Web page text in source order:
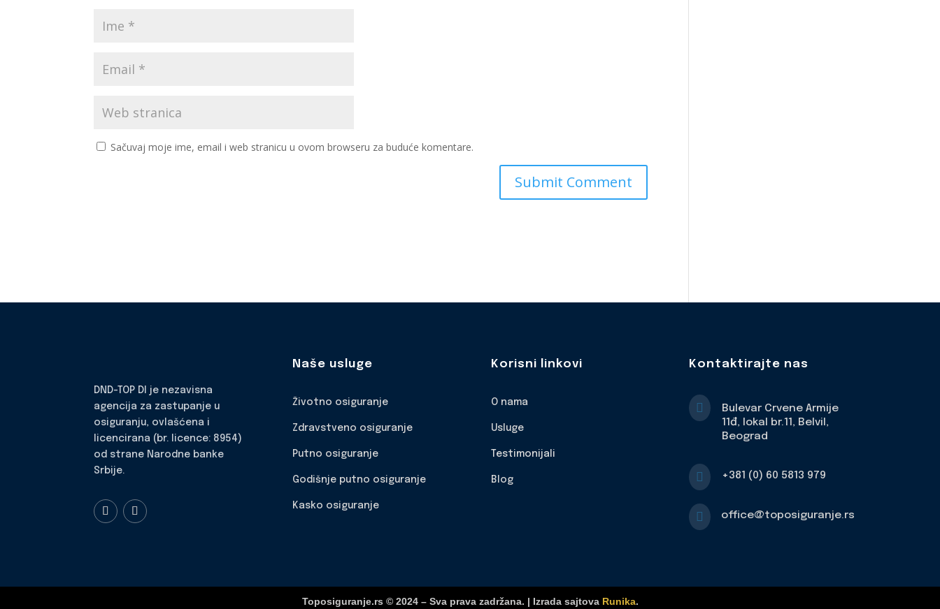
Sačuvaj moje ime, email i web stranicu u ovom browseru za buduće komentare.
DND-TOP DI je nezavisna
agencija za zastupanje u
osiguranju, ovlašćena i
licencirana (br. licence: 8954)
od strane Narodne banke
Srbije.
Naše usluge
Životno osiguranje
Zdravstveno osiguranje
Putno osiguranje
Godišnje putno osiguranje
Kasko osiguranje
Korisni linkovi
O nama
Usluge
Testimonijali
Blog
Kontaktirajte nas

Bulevar Crvene Armije
11đ, lokal br.11, Belvil,
Beograd
 +381 (0) 60 5813 979
 office@toposiguranje.rs
Toposiguranje.rs © 2024 – Sva prava zadržana. | Izrada sajtova Runika.